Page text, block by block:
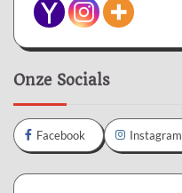
Onze Socials
Facebook Instagram